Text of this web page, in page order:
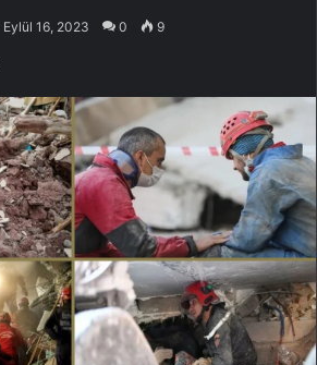
Eylül 16, 2023 0 9